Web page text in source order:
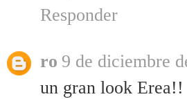
Responder
ro 9 de diciembre
un gran look